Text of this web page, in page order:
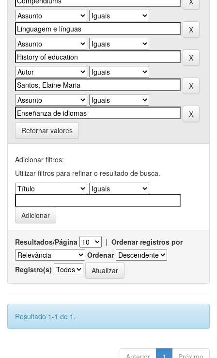
Retornar valores
Adicionar filtros:
Utilizar filtros para refinar o resultado de busca.
Resultados/Página | Ordenar registros por
Ordenar
Registro(s)
Resultado 1-1 de 1.